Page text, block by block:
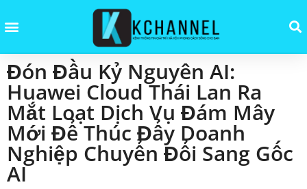
Đón Đầu Kỷ Nguyên AI:
Huawei Cloud Thái Lan Ra
Mắt Loạt Dịch Vụ Đám Mây
Mới Để Thúc Đẩy Doanh
Nghiệp Chuyển Đổi Sang Gốc
AI